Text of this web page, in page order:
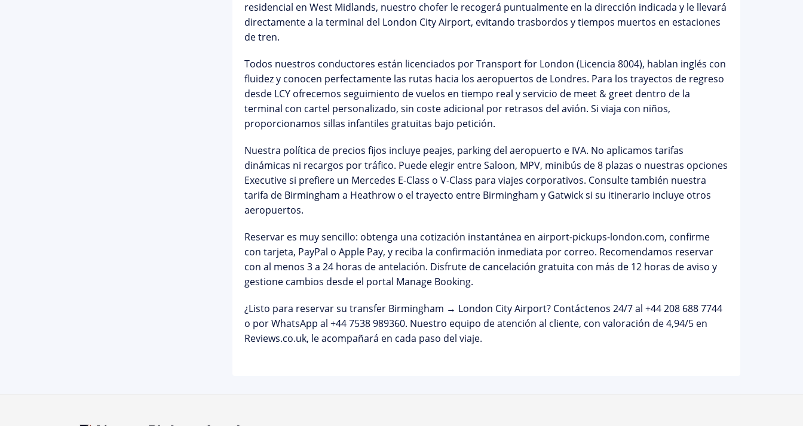
residencial en West Midlands, nuestro chofer le recogerá puntualmente en la dirección indicada y le llevará
directamente a la terminal del London City Airport, evitando trasbordos y tiempos muertos en estaciones
de tren.
Todos nuestros conductores están licenciados por Transport for London (Licencia 8004), hablan inglés con
fluidez y conocen perfectamente las rutas hacia los aeropuertos de Londres. Para los trayectos de regreso
desde LCY ofrecemos seguimiento de vuelos en tiempo real y servicio de meet & greetdentro de la
terminal con cartel personalizado, sin coste adicional por retrasos del avión. Si viaja con niños,
proporcionamos sillas infantiles gratuitas bajo petición.
Nuestra política de precios fijos incluye peajes, parking del aeropuerto e IVA. No aplicamos tarifas
dinámicas ni recargos por tráfico. Puede elegir entre Saloon, MPV, minibús de 8 plazas o nuestras opciones
Executive si prefiere un Mercedes E-Class o V-Class para viajes corporativos. Consulte también nuestra
tarifa de Birmingham a Heathrowo el trayecto entre Birmingham y Gatwicksi su itinerario incluye otros
aeropuertos.
Reservar es muy sencillo: obtenga una cotización instantánea en airport-pickups-london.com, confirme
con tarjeta, PayPal o Apple Pay, y reciba la confirmación inmediata por correo. Recomendamos reservar
con al menos 3 a 24 horas de antelación. Disfrute de cancelación gratuita con más de 12 horas de aviso y
gestione cambios desde el portal Manage Booking.
¿Listo para reservar su transfer Birmingham → London City Airport?Contáctenos 24/7 al +44 208 688 7744
o por WhatsApp al +44 7538 989360. Nuestro equipo de atención al cliente, con valoración de4,94/5en
Reviews.co.uk, le acompañará en cada paso del viaje.